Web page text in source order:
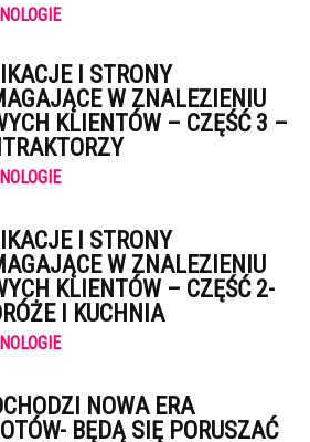
I STRONY
W ZNALEZIENIU
KLIENTÓW – CZĘŚĆ 3 –
I STRONY
W ZNALEZIENIU
KLIENTÓW – CZĘŚĆ 2-
I KUCHNIA
NOWA ERA
BĘDĄ SIĘ PORUSZAĆ